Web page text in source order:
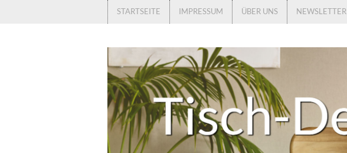
STARTSEITE IMPRESSUM ÜBER UNS NEWSLETTER